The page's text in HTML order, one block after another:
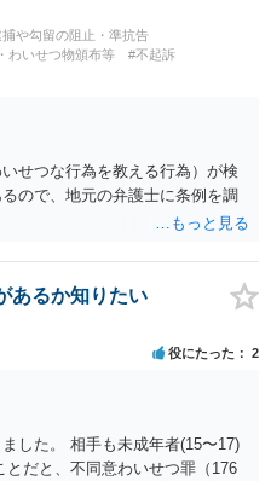
捕や勾留の阻止・準抗告
わいせつ物頒布等 #不起訴
せつな行為を教える行為）が検
ので、地元の弁護士に条例を調
あるか知りたい
役にたった 2
した。 相手も未成年者(15〜17)
だと、不同意わいせつ罪（176